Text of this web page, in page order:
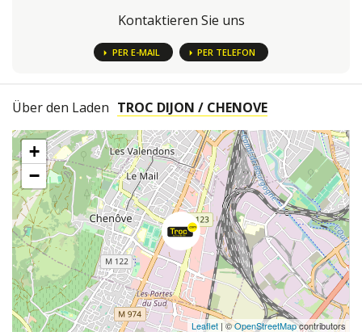
Kontaktieren Sie uns
PER E-MAIL PER TELEFON
Über den Laden TROC DIJON / CHENOVE
+
−
Leaflet | ©OpenStreetMapcontributors